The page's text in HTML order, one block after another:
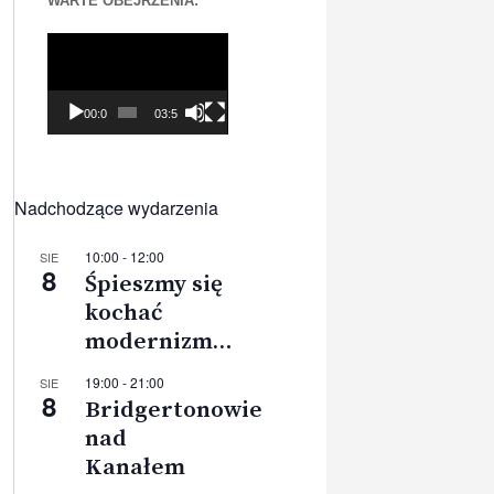
00:00 03:56
Nadchodzące wydarzenia
SIE
8
10:00 - 12:00
Śpieszmy się
kochać
modernizm…
SIE
8
19:00 -21:00
Bridgertonowie
nad
Kanałem